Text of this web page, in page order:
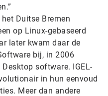
Duitse Bremen
op Linux-gebaseerd
later kwam daar de
bij, in 2006
software. IGEL-
in hun eenvoud
Meer dan andere